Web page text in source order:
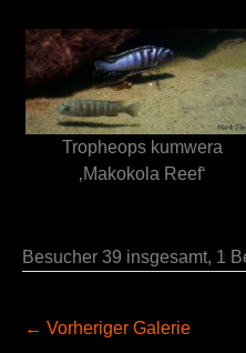
Tropheops kumwera
‚Makokola Reef‘
Besucher 39 insgesamt, 1
← Vorheriger Galerie